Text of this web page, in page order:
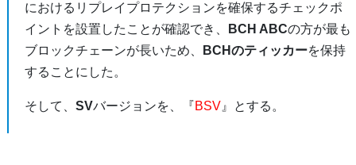
におけるリプレイプロテクションを確保するチェックポ
イントを設置したことが確認でき、
BCH ABCの方が最も
ブロックチェーンが長いため、
BCHのティッカーを保持
することにした。
そして、SVバージョンを、『BSV 』とする。